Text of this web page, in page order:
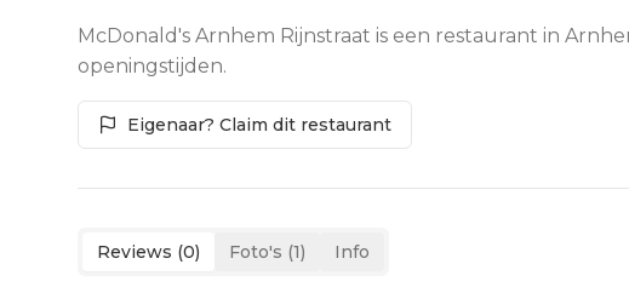
McDonald's Arnhem Rijnstraat is een restaurant in
openingstijden.
Eigenaar? Claim dit restaurant
Reviews (0) Foto's (1) Info